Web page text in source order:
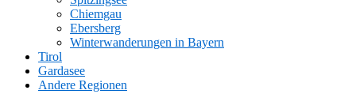
Chiemgau
Ebersberg
Winterwanderungen in Bayern
Tirol
Gardasee
Andere Regionen